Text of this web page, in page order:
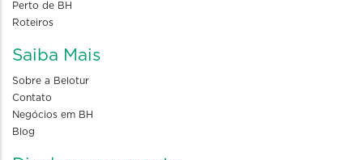
Perto de BH
Roteiros
Saiba Mais
Sobre a Belotur
Contato
Negócios em BH
Blog